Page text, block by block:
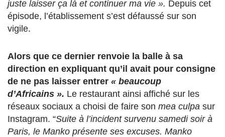
juste laisser ça là et continuer ma vie ». Depuis cet
épisode, l’établissement s’est défaussé sur son
vigile.
Alors que ce dernier renvoie la balle à sa
direction en expliquant qu’il avait pour consigne
de ne pas laisser entrer « beaucoup
d’Africains ». Le restaurant ainsi affiché sur les
réseaux sociaux a choisi de faire son mea culpa sur
Instagram. “Suite à l’incident survenu samedi soir à
Paris, le Manko présente ses excuses. Manko